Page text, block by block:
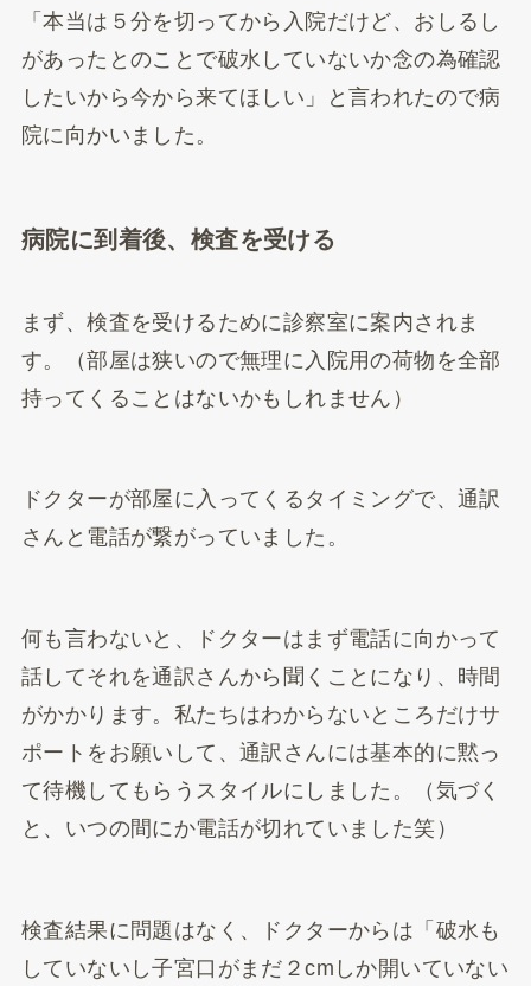
「本当は５分を切ってから入院だけど、おしるし
があったとのことで破水していないか念の為確認
したいから今から来てほしい」と言われたので病
院に向かいました。
病院に到着後、検査を受ける
まず、検査を受けるために診察室に案内されま
す。（部屋は狭いので無理に入院用の荷物を全部
持ってくることはないかもしれません）
ドクターが部屋に入ってくるタイミングで、通訳
さんと電話が繋がっていました。
何も言わないと、ドクターはまず電話に向かって
話してそれを通訳さんから聞くことになり、時間
がかかります。私たちはわからないところだけサ
ポートをお願いして、通訳さんには基本的に黙っ
て待機してもらうスタイルにしました。（気づく
と、いつの間にか電話が切れていました笑）
検査結果に問題はなく、ドクターからは「破水も
していないし子宮口がまだ２cmしか開いていない